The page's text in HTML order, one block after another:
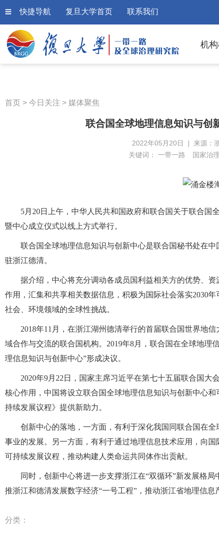
快捷导航 复旦大学首页 联系我们
机
首页 > 今日关注 > 媒体聚焦
联合国全球地理信息知识与创
2022年05月20日 | 来源：
关键词： 一带一路 国家治
5月20日上午，中华人民共和国政府和联合国关于联合
暨中心成立仪式以线上方式举行。
联合国全球地理信息知识与创新中心是联合国秘书处在
驻浙江德清。
据介绍，中心将充分调动各成员国利益相关方的优势、
作用，汇集和共享相关数据信息，积极为国际社会落实2030
社会、环境领域的全球性挑战。
2018年11月，在浙江湖州德清举行的首届联合国世界地
域合作与交流的联合国机构。2019年8月，联合国在全球地
理信息知识与创新中心”形成决议。
2020年9月22日，国家主席习近平在第七十五届联合国
核心作用，中国将设立联合国全球地理信息知识与创新中心
持续发展议程》提供新助力。
创新中心的落地，一方面，有利于深化我国同联合国在
事业的发展。另一方面，有利于通过地理信息技术应用，向
可持续发展议程，推动构建人类命运共同体作出贡献。
同时，创新中心将进一步支撑浙江在“双循环”新发展格
推浙江和德清发展数字经济“一号工程”，推动浙江省地理信
分类：